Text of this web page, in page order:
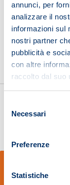
annunci, per
analizzare il
informazioni sul
nostri partner
pubblicità e
con altre
raccolto dal suo
delNecessari
Preferenze
Statistiche
Pistoia 01680210505
Società adotta il